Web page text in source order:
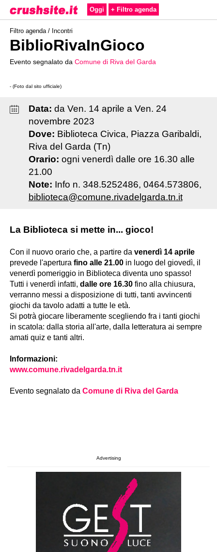
Oggi + Filtro agenda
Filtro agenda / Incontri
BiblioRivaInGioco
Evento segnalato da Comune di Riva del Garda
- (Foto dal sito ufficiale)
Data: da Ven. 14 aprile a Ven. 24
novembre 2023
Dove: Biblioteca Civica, Piazza Garibaldi,
Riva del Garda (Tn)
Orario: ogni venerdì dalle ore 16.30 alle
21.00
Note: Info n. 348.5252486, 0464.573806,
biblioteca@comune.rivadelgarda.tn.it
La Biblioteca si mette in... gioco!
Con il nuovo orario che, a partire da venerdì 14 aprile
prevede l'apertura fino alle 21.00 in luogo del giovedì, il
venerdì pomeriggio in Biblioteca diventa uno spasso!
Tutti i venerdì infatti, dalle ore 16.30 fino alla chiusura,
verranno messi a disposizione di tutti, tanti avvincenti
giochi da tavolo adatti a tutte le età.
Si potrà giocare liberamente scegliendo fra i tanti giochi
in scatola: dalla storia all'arte, dalla letteratura ai sempre
amati quiz e tanti altri.
nformazioni:
www.comune.rivadelgarda.tn.it
Evento segnalato da Comune di Riva del Garda
Advertising